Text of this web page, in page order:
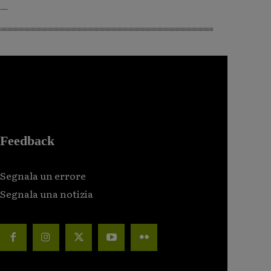
Feedback
Segnala un errore
Segnala una notizia